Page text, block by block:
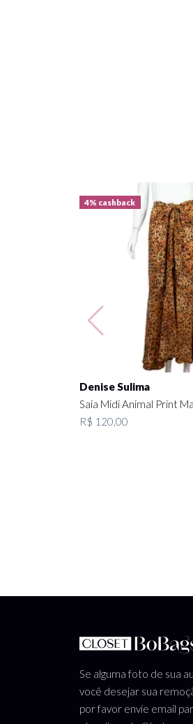
4% cashback
Denise Sulima
Saia Midi Animal Print
R$ 120,00
Se alguma foto de sua
você desejar sua
por favor envie email